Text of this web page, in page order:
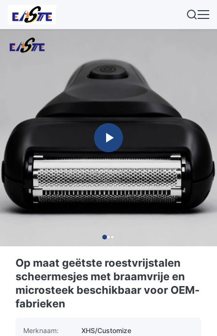
Op maat geëtste roestvrijstalen
scheermesjes met braamvrije en
microsteek beschikbaar voor OEM-
fabrieken
Merknaam:
XHS/Customize